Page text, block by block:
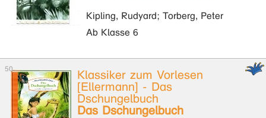
Kipling, Rudyard; Torberg, Peter
Ab Klasse 6
Klassiker zum Vorlesen
[Ellermann] - Das
Dschungelbuch
Das Dschungelbuch